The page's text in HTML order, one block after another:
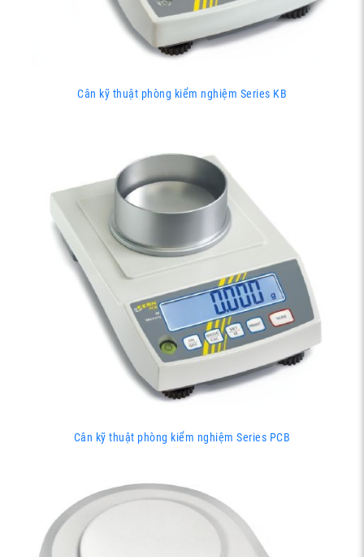
Cân kỹ thuật phòng kiểm nghiệm Series KB
Cân kỹ thuật phòng kiểm nghiệm Series PCB